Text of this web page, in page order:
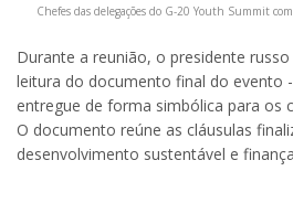
Chefes das delegações do G-20 Youth Summit
Durante a reunião, o presidente
leitura do documento final do evento
entregue de forma simbólica para os
O documento reúne as cláusulas
desenvolvimento sustentável e